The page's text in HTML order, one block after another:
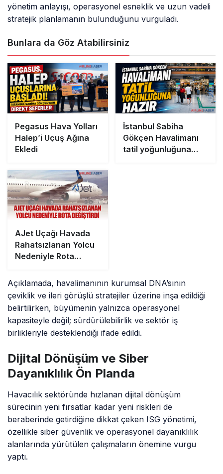
yönetim anlayışı, operasyonel esneklik ve uzun vadeli
stratejik planlamanın bulunduğunu vurguladı.
Bunlara da Göz Atabilirsiniz
Pegasus Hava Yolları
Halep’i Uçuş Ağına
Ekledi
İstanbul Sabiha
Gökçen Havalimanı
tatil yoğunluğuna
AJet Uçağı Havada
Rahatsızlanan Yolcu
Nedeniyle Rota
Açıklamada, havalimanının kurumsal DNA’sının
çeviklik ve ileri görüşlü stratejiler üzerine inşa edildiği
belirtilirken, büyümenin yalnızca operasyonel
kapasiteyle değil; sürdürülebilirlik ve sektör iş
birlikleriyle desteklendiği ifade edildi.
Dijital Dönüşüm ve Siber
Dayanıklılık Ön Planda
Havacılık sektöründe hızlanan dijital dönüşüm
sürecinin yeni fırsatlar kadar yeni riskleri de
beraberinde getirdiğine dikkat çeken ISG yönetimi,
özellikle siber güvenlik ve operasyonel dayanıklılık
alanlarında yürütülen çalışmaların önemine vurgu
yaptı.